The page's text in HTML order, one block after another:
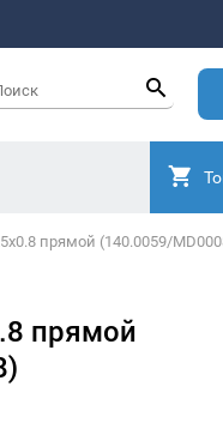
прямой (140.0059/
прямой